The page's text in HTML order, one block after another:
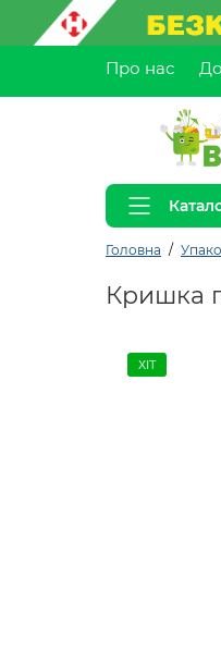
Про нас
Головна
Кришка
ХІТ